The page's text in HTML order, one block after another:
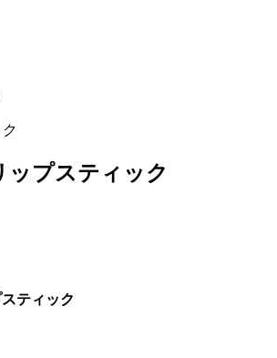
ップスティック
ティック